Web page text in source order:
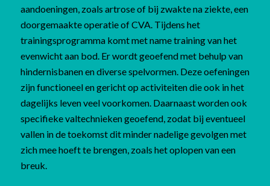
aandoeningen, zoals artrose of bij zwakte na ziekte, een
doorgemaakte operatie of CVA. Tijdens het
trainingsprogramma komt met name training van het
evenwicht aan bod. Er wordt geoefend met behulp van
hindernisbanen en diverse spelvormen. Deze oefeningen
zijn functioneel en gericht op activiteiten die ook in het
dagelijks leven veel voorkomen. Daarnaast worden ook
specifieke valtechnieken geoefend, zodat bij eventueel
vallen in de toekomst dit minder nadelige gevolgen met
zich mee hoeft te brengen, zoals het oplopen van een
breuk.